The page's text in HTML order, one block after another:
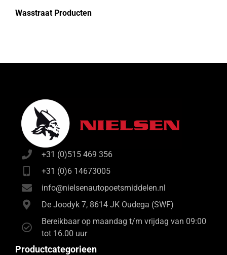
Wasstraat Producten
+31 (0)515 469 356
+31 (0)6 14673005
info@nielsenautopoetsmiddelen.nl
De Joodyk 7, 8614 JK Oudega (SWF)
Bereikbaar op maandag t/m vrijdag van 09:00
tot 16.00 uur
Productcategorieen